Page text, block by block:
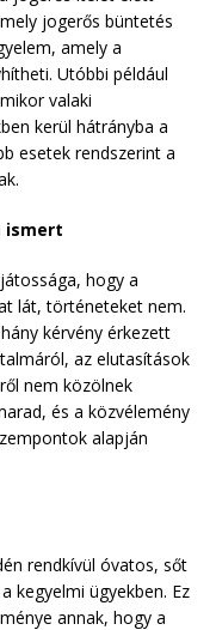
jogerős büntetés
amely a
Utóbbi például
valaki
kerül hátrányba a
esetek rendszerint a
ismert
hogy a
lát, történeteket nem.
kérvény érkezett
az elutasítások
nem közölnek
és a közvélemény
alapján
rendkívül óvatos, sőt
kegyelmi ügyekben. Ez
annak, hogy a